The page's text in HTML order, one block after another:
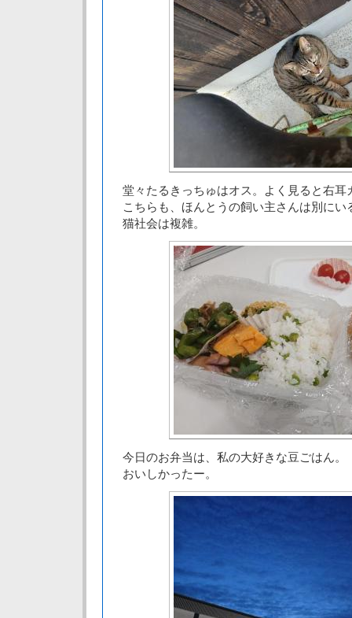
堂々たるきっちゅはオス。よく見ると右耳
こちらも、ほんとうの飼い主さんは別にい
猫社会は複雑。
今日のお弁当は、私の大好きな豆ごはん。
おいしかったー。